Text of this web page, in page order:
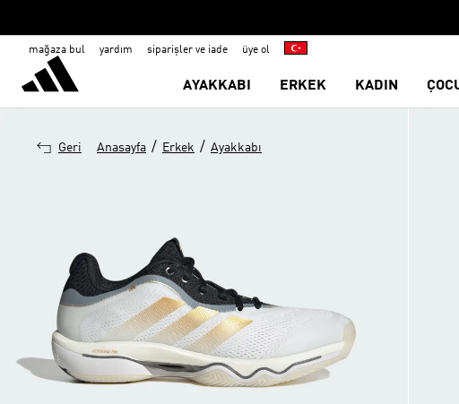
mağaza bul yardım siparişler ve iade üye ol
AYAKKABI ERKEK KADIN
Geri Anasayfa / Erkek / Ayakkabı